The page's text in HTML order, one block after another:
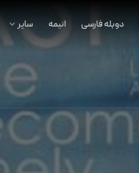
دوبله فارسی انیمه سایر